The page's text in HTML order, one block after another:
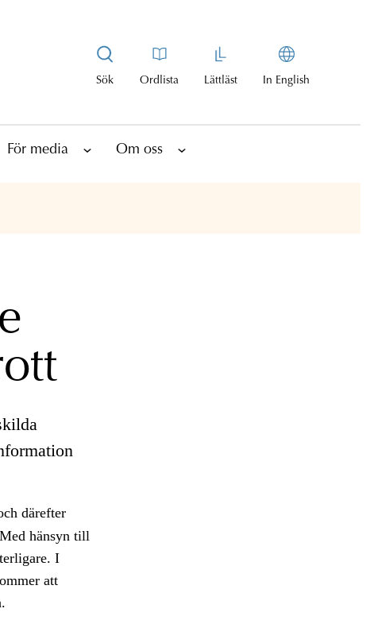
Sök Ordlista Lättläst In English
För media Om oss
därefter
hänsyn till
I
att